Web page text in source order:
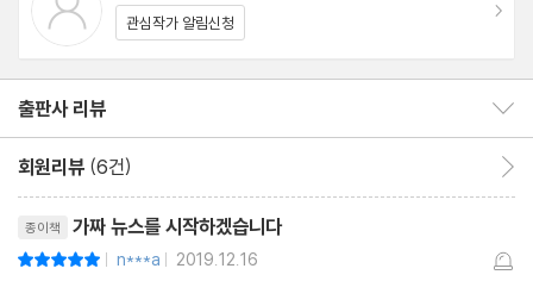
관심작가 알림신청
출판사 리뷰
회원리뷰 (6건)
종이책 가짜 뉴스를 시작하겠습니다
| n***a | 2019.12.16